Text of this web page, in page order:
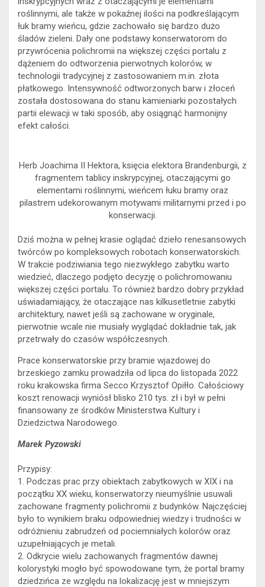
roślinnymi, ale także w pokaźnej ilości na podkreślającym
łuk bramy wieńcu, gdzie zachowało się bardzo dużo
śladów zieleni. Dały one podstawy konserwatorom do
przywrócenia polichromii na większej części portalu z
dążeniem do odtworzenia pierwotnych kolorów, w
technologii tradycyjnej z zastosowaniem m.in. złota
płatkowego. Intensywność odtworzonych barw i złoceń
została dostosowana do stanu kamieniarki pozostałych
partii elewacji w taki sposób, aby osiągnąć harmonijny
efekt całości.
Herb Joachima II Hektora, księcia elektora Brandenburgii, z
fragmentem tablicy inskrypcyjnej, otaczającymi go
elementami roślinnymi, wieńcem łuku bramy oraz
pilastrem udekorowanym motywami militarnymi przed i po
konserwacji.
Dziś można w pełnej krasie oglądać dzieło renesansowych
twórców po kompleksowych robotach konserwatorskich.
W trakcie podziwiania tego niezwykłego zabytku warto
wiedzieć, dlaczego podjęto decyzję o polichromowaniu
większej części portalu. To również bardzo dobry przykład
uświadamiający, że otaczające nas kilkusetletnie zabytki
architektury, nawet jeśli są zachowane w oryginale,
pierwotnie wcale nie musiały wyglądać dokładnie tak, jak
przetrwały do czasów współczesnych.
Prace konserwatorskie przy bramie wjazdowej do
brzeskiego zamku prowadziła od lipca do listopada 2022
roku krakowska firma Secco Krzysztof Opiłło. Całościowy
koszt renowacji wyniósł blisko 210 tys. zł i był w pełni
finansowany ze środków Ministerstwa Kultury i
Dziedzictwa Narodowego.
Marek Pyzowski
Przypisy:
1. Podczas prac przy obiektach zabytkowych w XIX i na
początku XX wieku, konserwatorzy nieumyślnie usuwali
zachowane fragmenty polichromii z budynków. Najczęściej
było to wynikiem braku odpowiedniej wiedzy i trudności w
odróżnieniu zabrudzeń od pociemniałych kolorów oraz
uzupełniających je metali.
2. Odkrycie wielu zachowanych fragmentów dawnej
kolorystyki mogło być spowodowane tym, że portal bramy
dziedzińca ze względu na lokalizację jest w mniejszym